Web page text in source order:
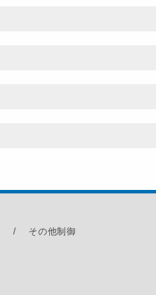
その他制御